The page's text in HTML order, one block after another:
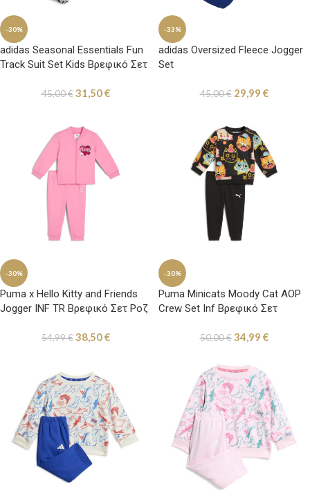
-30%
adidas Seasonal Essentials Fun
Track Suit Set Kids Βρεφικό Σετ
45,00€ 31,50€
-33%
adidas Oversized Fleece Jogger
Set
45,00€ 29,99 €
-30%
Puma x Hello Kitty and Friends
Jogger INF TR Βρεφικό Σετ Ροζ
54,99€ 38,50€
-30%
Puma Minicats Moody Cat AOP
Crew Set Inf Βρεφικό Σετ
50,00€ 34,99 €